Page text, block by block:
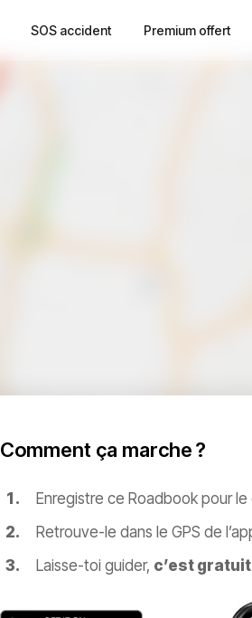
SOS accident Premium offert
Comment ça marche ?
Enregistre ce Roadbook pour
Retrouve-le dans le GPS de
Laisse-toi guider, c’est gratuit